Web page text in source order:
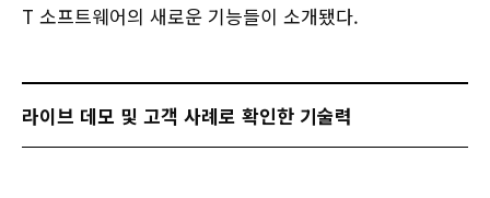
T 소프트웨어의 새로운 기능들이 소개됐다.
라이브 데모 및 고객 사례로 확인한 기술력